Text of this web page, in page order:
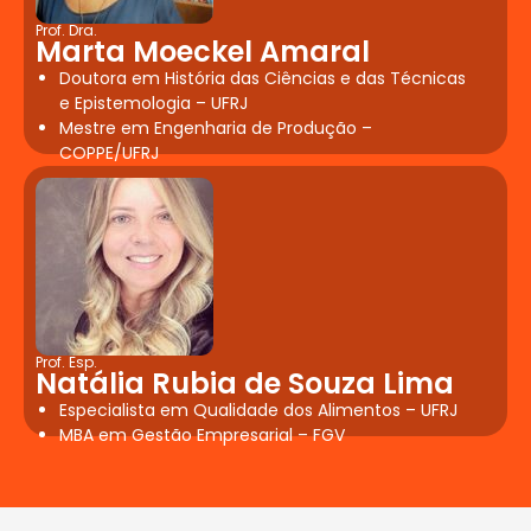
histograma, dispersão, folha de
verificação, carta controle e fluxograma)
e legislação aplicada.
Consultoria e Assessoria em Negócios de
Alimentação
Sustentabilidade na
Produção de Refeições
Conceitos e princípios da
sustentabilidade; Questões ambientais no
Brasil e no mundo; políticas públicas
ambientais; Dimensões da gestão
refeições e ferramentas para
Prof. Dra.
Marta Moeckel Amaral
Doutora em História das Ciências e das Técnicas
e Epistemologia – UFRJ
Mestre em Engenharia de Produção –
COPPE/UFRJ
Prof. Esp.
Natália Rubia de Souza Lima
Especialista em Qualidade dos Alimentos – UFRJ
MBA em Gestão Empresarial – FGV